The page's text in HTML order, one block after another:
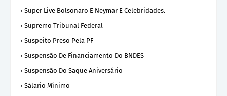
Super Live Bolsonaro E Neymar E Celebridades.
Supremo Tribunal Federal
Suspeito Preso Pela PF
Suspensão De Financiamento Do BNDES
Suspensão Do Saque Aniversário
Sálario Mínimo